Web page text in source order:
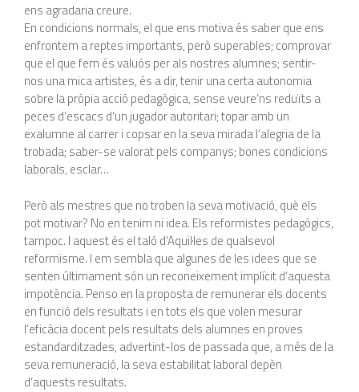
ens agradaria creure.
En condicions normals, el que ens motiva és saber que ens
enfrontem a reptes importants, però superables; comprovar
que el que fem és valuós per als nostres alumnes; sentir-
nos una mica artistes, és a dir, tenir una certa autonomia
sobre la pròpia acció pedagògica, sense veure‘ns reduïts a
peces d‘escacs d‘un jugador autoritari; topar amb un
exalumne al carrer i copsar en la seva mirada l‘alegria de la
trobada; saber-se valorat pels companys; bones condicions
laborals, esclar…
Però als mestres que no troben la seva motivació, què els
pot motivar? No en tenim ni idea. Els reformistes pedagògics,
tampoc. I aquest és el taló d‘Aquil·les de qualsevol
reformisme. I em sembla que algunes de les idees que se
senten últimament són un reconeixement implícit d‘aquesta
impotència. Penso en la proposta de remunerar els docents
en funció dels resultats i en tots els que volen mesurar
l‘eficàcia docent pels resultats dels alumnes en proves
estandarditzades, advertint-los de passada que, a més de la
seva remuneració, la seva estabilitat laboral depèn
d‘aquests resultats.